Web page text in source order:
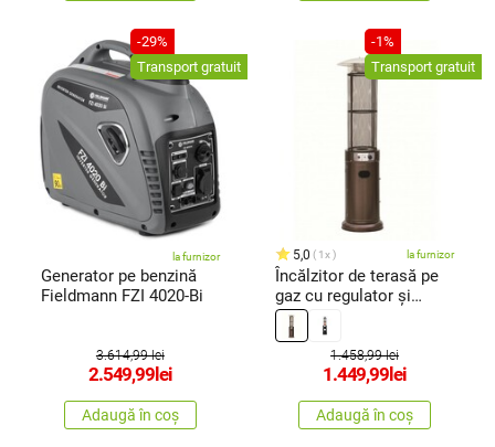
-29%
Transport gratuit
la furnizor
Generator pe benzină
Fieldmann FZI 4020-Bi
3.614,99 lei
2.549,99 lei
Adaugă în coș
-1%
Transport gratuit
5,0 1x la furnizor
Încălzitor de terasă pe
gaz cu regulator și
manșon de protecție 1,8
m, bronz
1.458,99 lei
1.449,99 lei
Adaugă în coș